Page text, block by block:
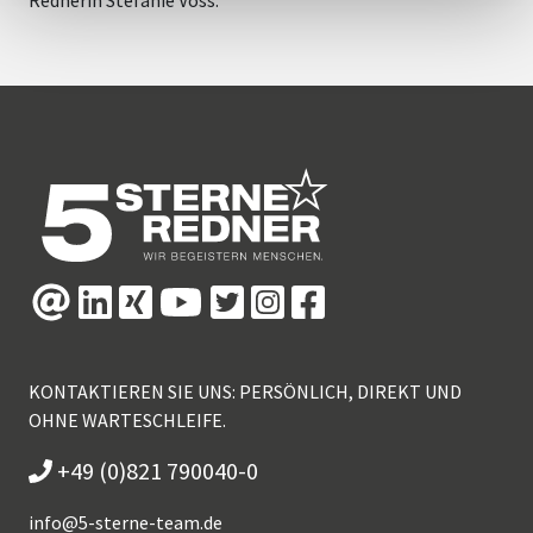
KONTAKTIEREN SIE UNS: PERSÖNLICH, DIREKT UND
OHNE WARTESCHLEIFE.
+49 (0)821 790040-0
info@5-sterne-team.de